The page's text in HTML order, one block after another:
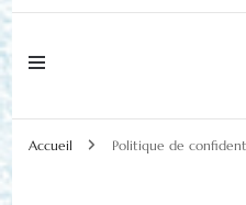
Accueil Politique de